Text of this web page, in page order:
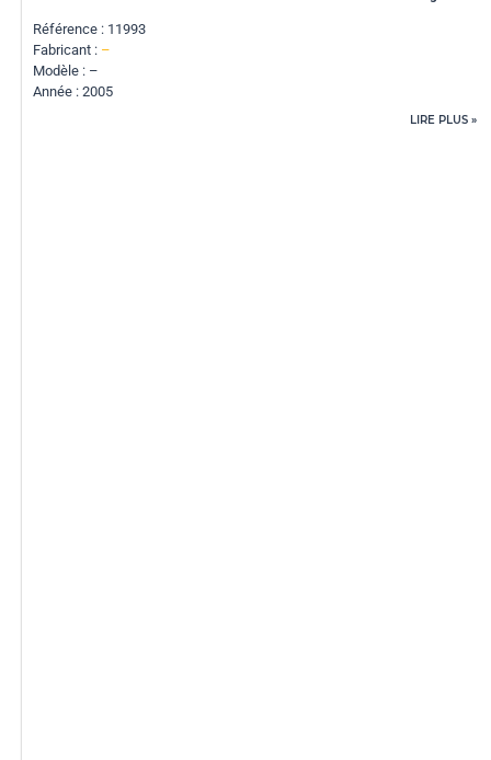
Référence : 11993
Fabricant : –
Modèle : –
Année : 2005
LIRE PLUS »